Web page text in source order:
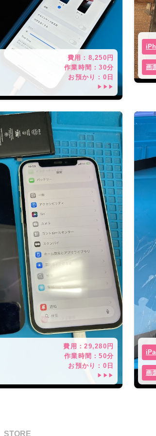
費用： 8,250 円
作業時間：30分
お預かり： 0 日
▶▶▶
画
費用：29,280 円
作業時間：50分
お預かり： 0 日
▶▶▶ 画
STORE